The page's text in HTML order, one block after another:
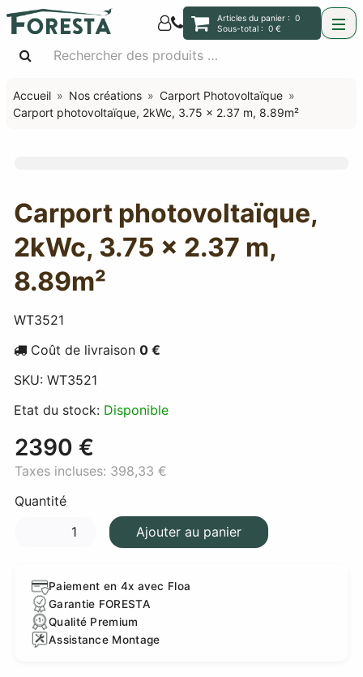
Articles du panier :0
Sous-total :0 €
Accueil Nos créations
Carport Photovoltaïque
Carport photovoltaïque, 2kWc, 3.75 x 2.37 m, 8.89m²
Carport photovoltaïque,
2kWc, 3.75 x 2.37 m,
8.89m²
WT3521
Coût de livraison 0 €
SKU: WT3521
Etat du stock: Disponible
2390 €
Taxes incluses: 398,33 €
Quantité
Ajouter au panier
Paiement en 4x avec Floa
Garantie FORESTA
Qualité Premium
Assistance Montage